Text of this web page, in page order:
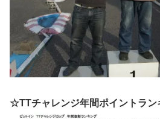
☆TTチャレンジ年間ポイントラ